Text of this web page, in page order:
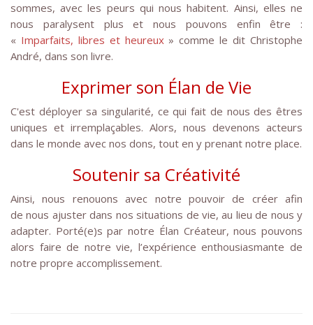
sommes, avec les peurs qui nous habitent. Ainsi, elles ne
nous paralysent plus et nous pouvons enfin être :
« Imparfaits, libres et heureux » comme le dit Christophe
André, dans son livre.
Exprimer son Élan de Vie
C'est déployer sa singularité, ce qui fait de nous des êtres
uniques et irremplaçables. Alors, nous devenons acteurs
dans le monde avec nos dons, tout en y prenant notre place.
Soutenir sa Créativité
Ainsi, nous renouons avec notre pouvoir de créer afin
de nous ajuster dans nos situations de vie, au lieu de nous y
adapter. Porté(e)s par notre Élan Créateur, nous pouvons
alors faire de notre vie, l’expérience enthousiasmante de
notre propre accomplissement.